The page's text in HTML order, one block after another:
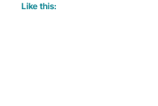
Like this: